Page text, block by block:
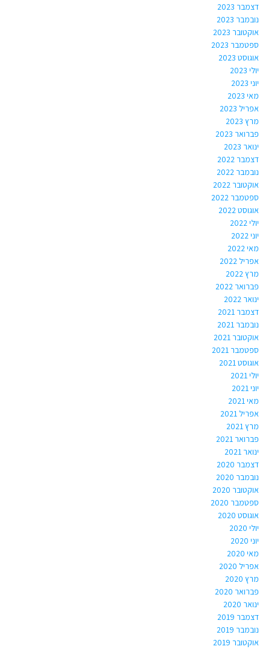
דצמבר 2023
נובמבר 2023
אוקטובר 2023
ספטמבר 2023
אוגוסט 2023
יולי 2023
יוני 2023
מאי 2023
אפריל 2023
מרץ 2023
פברואר 2023
ינואר 2023
דצמבר 2022
נובמבר 2022
אוקטובר 2022
ספטמבר 2022
אוגוסט 2022
יולי 2022
יוני 2022
מאי 2022
אפריל 2022
מרץ 2022
פברואר 2022
ינואר 2022
דצמבר 2021
נובמבר 2021
אוקטובר 2021
ספטמבר 2021
אוגוסט 2021
יולי 2021
יוני 2021
מאי 2021
אפריל 2021
מרץ 2021
פברואר 2021
ינואר 2021
דצמבר 2020
נובמבר 2020
אוקטובר 2020
ספטמבר 2020
אוגוסט 2020
יולי 2020
יוני 2020
מאי 2020
אפריל 2020
מרץ 2020
פברואר 2020
ינואר 2020
דצמבר 2019
נובמבר 2019
אוקטובר 2019